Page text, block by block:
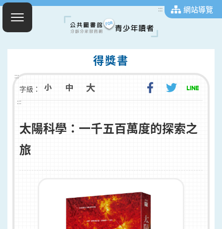
::: 網站導覽
得獎書
:::
字級：
:::
太陽科學：一千五百萬度的探索之
旅